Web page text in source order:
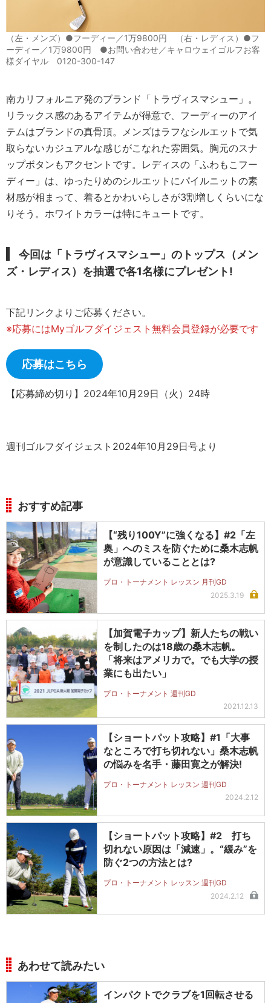
（左・メンズ）●フーディー／1万9800円 （右・レディス）●フ
ーディー／1万9800円 ●お問い合わせ／キャロウェイゴルフお客
様ダイヤル 0120-300-147
南カリフォルニア発のブランド「トラヴィスマシュー」。
リラックス感のあるアイテムが得意で、フーディーのアイ
テムはブランドの真骨頂。メンズはラフなシルエットで気
取らないカジュアルな感じがこなれた雰囲気。胸元のスナ
ップボタンもアクセントです。レディスの「ふわもこフー
ディー」は、ゆったりめのシルエットにパイルニットの素
材感が相まって、着るとかわいらしさが3割増しくらいにな
りそう。ホワイトカラーは特にキュートです。
今回は「トラヴィスマシュー」のトップス（メン
ズ・レディス）を抽選で各1名様にプレゼント!
下記リンクよりご応募ください。
※応募にはMyゴルフダイジェスト無料会員登録が必要です
応募はこちら
【応募締め切り】2024年10月29日（火）24時
週刊ゴルフダイジェスト2024年10月29日号より
おすすめ記事
【“残り100Y”に強くなる】#2「左
奥」へのミスを防ぐために桑木志帆
が意識していることとは?
プロ・トーナメント レッスン 月刊GD
2025.3.19
【加賀電子カップ】新人たちの戦い
を制したのは18歳の桑木志帆。
「将来はアメリカで。でも大学の授
業にも出たい」
プロ・トーナメント 週刊GD
2021.12.13
【ショートパット攻略】#1「大事
なところで打ち切れない」桑木志帆
の悩みを名手・藤田寛之が解決!
プロ・トーナメント レッスン 週刊GD
2024.2.12
【ショートパット攻略】#2 打ち
切れない原因は「減速」。“緩み”を
防ぐ2つの方法とは?
プロ・トーナメント レッスン 週刊GD
2024.2.12
あわせて読みたい
インパクトでクラブを1回転させる